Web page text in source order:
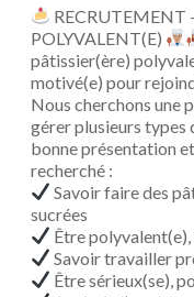
RECRUTEMENT
POLYVALENT(E)
pâtissier(ère)
motivé(e) pour
Nous cherchons une
gérer plusieurs types
bonne présentation
recherché :
Savoir faire des
sucrées
Être
Savoir travailler
Être sérieux(se),